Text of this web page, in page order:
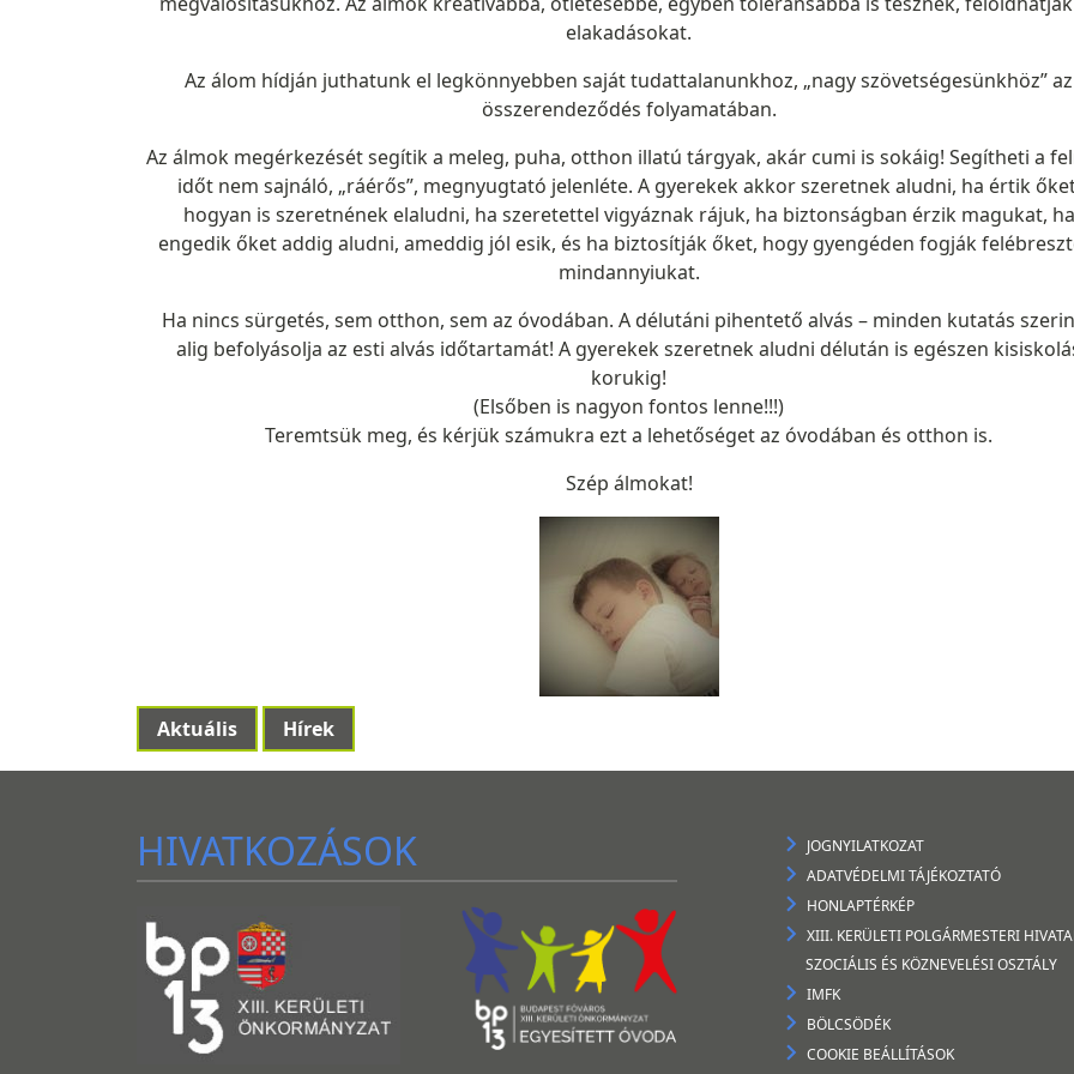
elakadásokat.
Az álom hídján juthatunk el legkönnyebben saját tudattalanunkhoz, „nagy szövetségesünkhöz” az
összerendeződés folyamatában.
Az álmok megérkezését segítik a meleg, puha, otthon illatú tárgyak, akár cumi is sokáig! Segítheti a
időt nem sajnáló, „ráérős”, megnyugtató jelenléte. A gyerekek akkor szeretnek aludni, ha értik
hogyan is szeretnének elaludni, ha szeretettel vigyáznak rájuk, ha biztonságban érzik magukat, ha
engedik őket addig aludni, ameddig jól esik, és ha biztosítják őket, hogy gyengéden fogják
mindannyiukat.
Ha nincs sürgetés, sem otthon, sem az óvodában. A délutáni pihentető alvás – minden kutatás
alig befolyásolja az esti alvás időtartamát! A gyerekek szeretnek aludni délután is egészen
korukig!
(Elsőben is nagyon fontos lenne!!!)
Teremtsük meg, és kérjük számukra ezt a lehetőséget az óvodában és otthon is.
Szép álmokat!
Aktuális Hírek
HIVATKOZÁSOK
JOGNYILATKOZAT
ADATVÉDELMI TÁJÉKOZTATÓ
HONLAPTÉRKÉP
XIII. KERÜLETI POLGÁRMESTERI
SZOCIÁLIS ÉS KÖZNEVELÉSI OSZTÁLY
IMFK
BÖLCSÖDÉK
COOKIE BEÁLLÍTÁSOK